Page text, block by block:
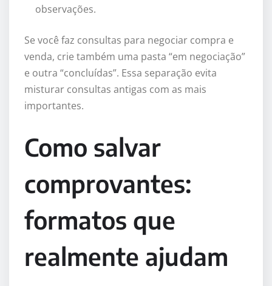
observações.
Se você faz consultas para negociar compra e
venda, crie também uma pasta “em negociação”
e outra “concluídas”. Essa separação evita
misturar consultas antigas com as mais
importantes.
Como salvar
comprovantes:
formatos que
realmente ajudam